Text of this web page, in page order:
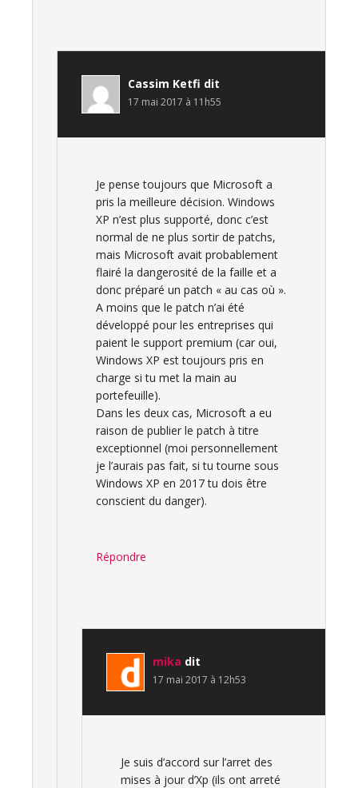
Cassim Ketfi dit
17 mai 2017 à 11h55
Je pense toujours que Microsoft a
pris la meilleure décision. Windows
XP n’est plus supporté, donc c’est
normal de ne plus sortir de patchs,
mais Microsoft avait probablement
flairé la dangerosité de la faille et a
donc préparé un patch « au cas où ».
A moins que le patch n’ai été
développé pour les entreprises qui
paient le support premium (car oui,
Windows XP est toujours pris en
charge si tu met la main au
portefeuille).
Dans les deux cas, Microsoft a eu
raison de publier le patch à titre
exceptionnel (moi personnellement
je l’aurais pas fait, si tu tourne sous
Windows XP en 2017 tu dois être
conscient du danger).
Répondre
mika dit
17 mai 2017 à 12h53
Je suis d’accord sur l’arret des
mises à jour d’Xp (ils ont arreté